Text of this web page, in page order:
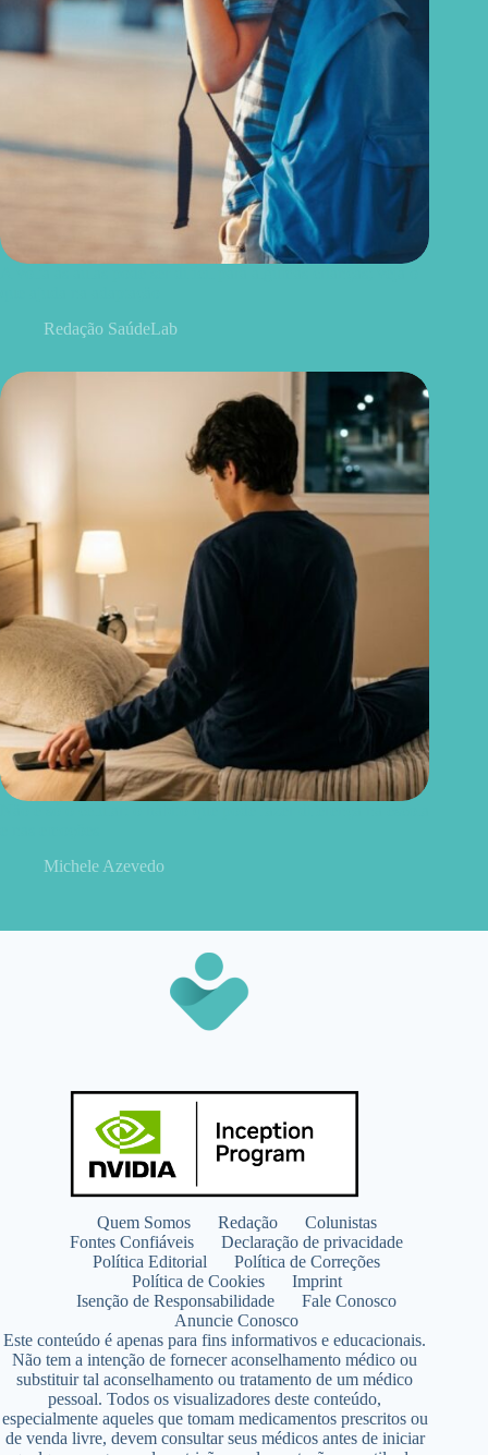
Redação SaúdeLab
Michele Azevedo
Quem Somos Redação
Colunistas
Fontes Confiáveis
Declaração de privacidade
Política Editorial
Política de Correções
Política de Cookies
Imprint
Isenção de Responsabilidade
Fale Conosco
Anuncie Conosco
Este conteúdo é apenas para fins informativos e educacionais.
Não tem a intenção de fornecer aconselhamento médico ou
substituir tal aconselhamento ou tratamento de um médico
pessoal. Todos os visualizadores deste conteúdo,
especialmente aqueles que tomam medicamentos prescritos ou
de venda livre, devem consultar seus médicos antes de iniciar